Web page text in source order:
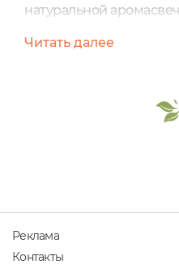
натуральной
к сожалению, – это
сразу скажу, что
предоставлен маркой
Читать далее
Реклама
Контакты